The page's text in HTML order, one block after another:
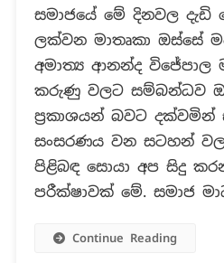
විරුද්ධව
පරීක්ෂණ
කිරීමට
නියමිත
බවට
ආරක්ෂක
අමාත්‍යගෙන්
සමාජයේ මේ දිනවල
ලක්වන මාතෘකා ඔස්සේ
අමාත්‍ය ආනන්ද
කරුණු වලට සම්බන්ධව
ප්‍රකාශයන් බවට දක්වමින්
සංසරණය වන සටහන් වල
පිළිබඳ සොයා අප සිදු
පරීක්ෂාවක් මේ. සමාජ
Continue Reading